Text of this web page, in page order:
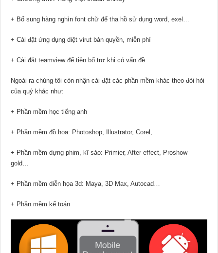
+ Bổ sung hàng nghìn font chữ để tha hồ sử dụng word, exel…
+ Cài đặt ứng dụng diệt virut bản quyền, miễn phí
+ Cài đặt teamview để tiện bổ trợ khi có vấn đề
Ngoài ra chúng tôi còn nhận cài đặt các phần mềm khác theo đòi hỏi
của quý khác như:
+ Phần mềm học tiếng anh
+ Phần mềm đồ họa: Photoshop, Illustrator, Corel,
+ Phần mềm dựng phim, kĩ sảo: Primier, After effect, Proshow
gold…
+ Phần mềm diễn họa 3d: Maya, 3D Max, Autocad…
+ Phần mềm kế toán